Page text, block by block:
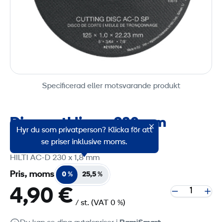
Specificerad eller motsvarande produkt
Diamantklingor 230 mm
Produktgruppskod: 51316
HILTI AC-D 230 x 1,8 mm
Hyr du som privatperson? Klicka för att
se priser inklusive moms.
Pris, moms 0 % 25,5 %
4,90 € / st. (VAT 0 %)